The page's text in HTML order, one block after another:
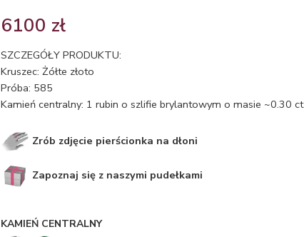
6100 zł
SZCZEGÓŁY PRODUKTU:
Kruszec: Żółte złoto
Próba: 585
Kamień centralny: 1 rubin o szlifie brylantowym o masie ~0.30 ct
Zrób zdjęcie pierścionka na dłoni
Zapoznaj się z naszymi pudełkami
KAMIEŃ CENTRALNY